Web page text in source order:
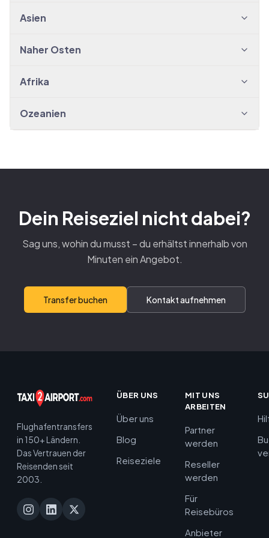
Asien
Naher Osten
Afrika
Ozeanien
Dein Reiseziel nicht dabei?
Sag uns, wohin du musst – du erhältst innerhalb von
Minuten ein Angebot.
Transfer buchen Kontakt aufnehmen
Flughafentransfers
in 150+ Ländern.
Das Vertrauen der
Reisenden seit
2003.
ÜBER UNS
Über uns
Blog
Reiseziele
MIT UNS
ARBEITEN
Partner
werden
Reseller
werden
Für
Reisebüros
Anbieter